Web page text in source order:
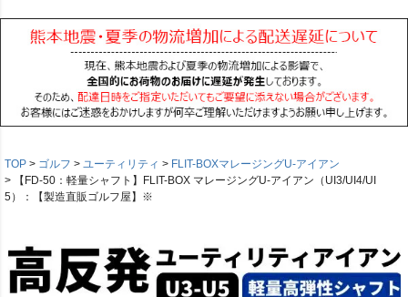
TOP ゴルフ ユーティリティ
FLIT-BOXマレージングU-アイアン
【FD-50：軽量シャフト】FLIT-BOX マレージングU-アイアン（UI3/UI4/UI
5）：【製造直販ゴルフ屋】※